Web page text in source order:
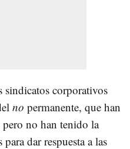
sindicatos corporativos
no permanente, que han
no han tenido la
dar respuesta a las